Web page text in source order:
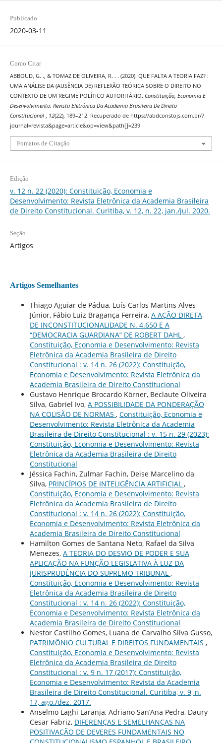
Publicado
2020-03-11
Como Citar
ABBOUD, G. ., & TOMAZ DE OLIVEIRA, R. . . (2020). QUE FALTA A TEORIA FAZ? :
UMA ANÁLISE DA (AUSÊNCIA DE) REFLEXÃO TEÓRICA SOBRE O DIREITO NO
CONTEXTO DE UM REGIME POLÍTICO AUTORITÁRIO. Constituição, Economia E
Desenvolvimento: Revista Eletrônica Da Academia Brasileira De Direito
Constitucional , 12(22), 189–212. Recuperado de https://abdconstojs.com.br/?
journal=revista&page=article&op=view&path[]=239
Fomatos de Citação
Edição
v. 12 n. 22 (2020): Constituição, Economia e
Desenvolvimento: Revista Eletrônica da Academia Brasileira
de Direito Constitucional. Curitiba, v. 12, n. 22, jan./jul. 2020.
Seção
Artigos
Artigos Semelhantes
Thiago Aguiar de Pádua, Luís Carlos Martins Alves
Júnior, Fábio Luiz Bragança Ferreira, A AÇÃO DIRETA
DE INCONSTITUCIONALIDADE N. 4.650 E A
“DEMOCRACIA GUARDIANA” DE ROBERT DAHL ,
Constituição, Economia e Desenvolvimento: Revista
Eletrônica da Academia Brasileira de Direito
Constitucional : v. 14 n. 26 (2022): Constituição,
Economia e Desenvolvimento: Revista Eletrônica da
Academia Brasileira de Direito Constitucional
Gustavo Henrique Brocardo Körner, Beclaute Oliveira
Silva, Gabriel Ivo, A POSSIBILIDADE DA PONDERAÇÃO
NA COLISÃO DE NORMAS , Constituição, Economia e
Desenvolvimento: Revista Eletrônica da Academia
Brasileira de Direito Constitucional : v. 15 n. 29 (2023):
Constituição, Economia e Desenvolvimento: Revista
Eletrônica da Academia Brasileira de Direito
Constitucional
Jéssica Fachin, Zulmar Fachin, Deise Marcelino da
Silva, PRINCÍPIOS DE INTELIGÊNCIA ARTIFICIAL ,
Constituição, Economia e Desenvolvimento: Revista
Eletrônica da Academia Brasileira de Direito
Constitucional : v. 14 n. 26 (2022): Constituição,
Economia e Desenvolvimento: Revista Eletrônica da
Academia Brasileira de Direito Constitucional
Hamilton Gomes de Santana Neto, Rafael da Silva
Menezes, A TEORIA DO DESVIO DE PODER E SUA
APLICAÇÃO NA FUNÇÃO LEGISLATIVA À LUZ DA
JURISPRUDÊNCIA DO SUPREMO TRIBUNAL ,
Constituição, Economia e Desenvolvimento: Revista
Eletrônica da Academia Brasileira de Direito
Constitucional : v. 14 n. 26 (2022): Constituição,
Economia e Desenvolvimento: Revista Eletrônica da
Academia Brasileira de Direito Constitucional
Nestor Castilho Gomes, Luana de Carvalho Silva Gusso,
PATRIMÔNIO CULTURAL E DIREITOS FUNDAMENTAIS ,
Constituição, Economia e Desenvolvimento: Revista
Eletrônica da Academia Brasileira de Direito
Constitucional : v. 9 n. 17 (2017): Constituição,
Economia e Desenvolvimento: Revista da Academia
Brasileira de Direito Constitucional. Curitiba, v. 9, n.
17, ago./dez. 2017.
Anselmo Laghi Laranja, Adriano San’Ana Pedra, Daury
Cesar Fabriz, DIFERENÇAS E SEMELHANÇAS NA
POSITIVAÇÃO DE DEVERES FUNDAMENTAIS NO